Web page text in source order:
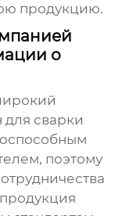
продукцию.
о
для сварки
поэтому